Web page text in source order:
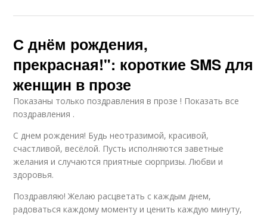
С днём рождения,
прекрасная!": короткие SMS для
женщин в прозе
Показаны только поздравления в прозе ! Показать все
поздравления .
С днем рождения! Будь неотразимой, красивой,
счастливой, весёлой. Пусть исполняются заветные
желания и случаются приятные сюрпризы. Любви и
здоровья.
Поздравляю! Желаю расцветать с каждым днем,
радоваться каждому моменту и ценить каждую минуту,